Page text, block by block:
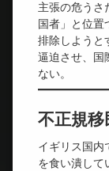
主張の危うさ
国者」と位置
排除しようと
逼迫させ、国
ない。
不正規
イギリス国内
を食い潰して